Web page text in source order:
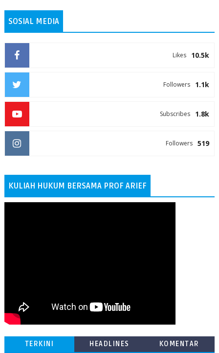
SOSIAL MEDIA
10.5k
Likes
1.1k
Followers
1.8k
Subscribes
519
Followers
KULIAH HUKUM BERSAMA PROF ARIEF
TERKINI HEADLINES KOMENTAR